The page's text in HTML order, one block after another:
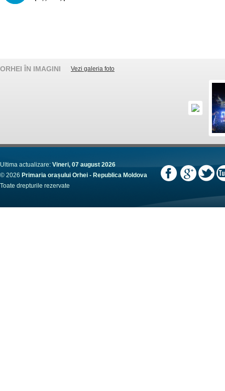
ORHEI ÎN IMAGINI Vezi galeria foto
Ultima actualizare: Vineri, 07 august 2026
© 2026 Primaria orașului Orhei - Republica Moldova
Toate drepturile rezervate